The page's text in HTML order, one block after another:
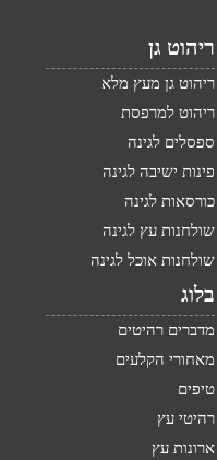
ריהוט גן
ריהוט גן מעץ מלא
ריהוט למרפסת
ספסלים לגינה
פינות ישיבה לגינה
כורסאות לגינה
שולחנות עץ לגינה
שולחנות אוכל לגינה
בלוג
מדברים רהיטים
מאחורי הקלעים
טיפים
רהיטי עץ
ארונות עץ